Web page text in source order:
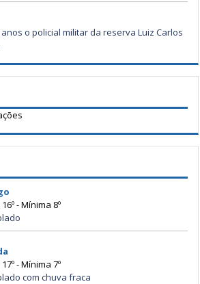
o policial militar da reserva Luiz Carlos
- Mínima 8º
- Mínima 7º
com chuva fraca